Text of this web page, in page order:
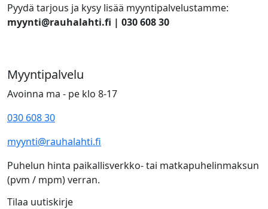
Pyydä tarjous ja kysy lisää myyntipalvelustamme:
myynti@rauhalahti.fi | 030 608 30
Myyntipalvelu
Avoinna ma - pe klo 8-17
030 608 30
myynti@rauhalahti.fi
Puhelun hinta paikallisverkko- tai matkapuhelinmaksun
(pvm / mpm) verran.
Tilaa uutiskirje